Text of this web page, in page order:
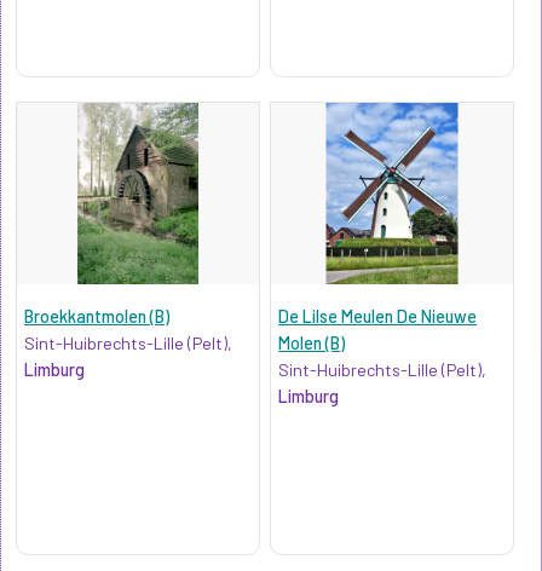
Broekkantmolen (B)
Sint-Huibrechts-Lille (Pelt),
Limburg
De Lilse Meulen De Nieuwe
Molen (B)
Sint-Huibrechts-Lille (Pelt),
Limburg